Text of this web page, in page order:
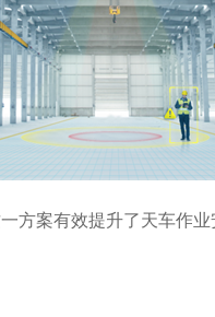
方案有效提升了天车作